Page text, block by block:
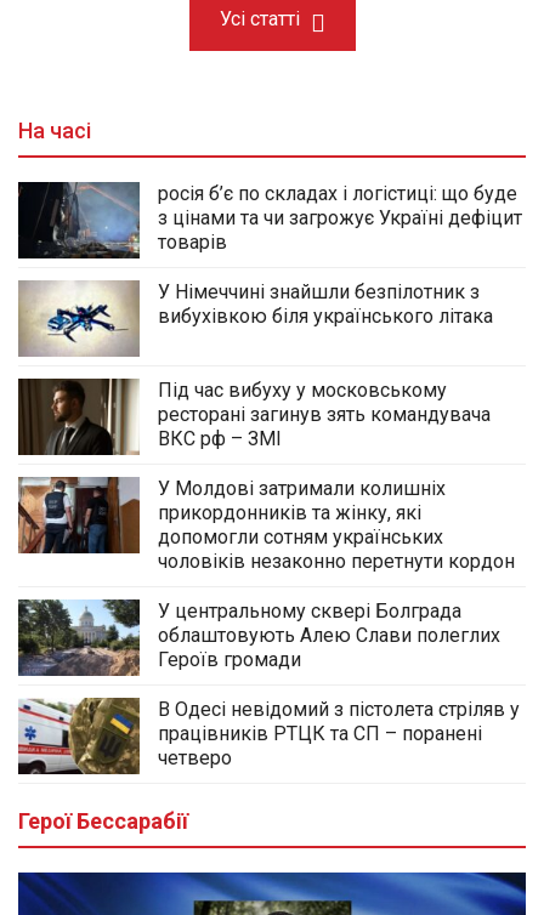
Усі статті
На часі
росія б’є по складах і логістиці: що буде
з цінами та чи загрожує Україні дефіцит
товарів
У Німеччині знайшли безпілотник з
вибухівкою біля українського літака
Під час вибуху у московському
ресторані загинув зять командувача
ВКС рф – ЗМІ
У Молдові затримали колишніх
прикордонників та жінку, які
допомогли сотням українських
чоловіків незаконно перетнути кордон
У центральному сквері Болграда
облаштовують Алею Слави полеглих
Героїв громади
В Одесі невідомий з пістолета стріляв у
працівників РТЦК та СП – поранені
четверо
Герої Бессарабії